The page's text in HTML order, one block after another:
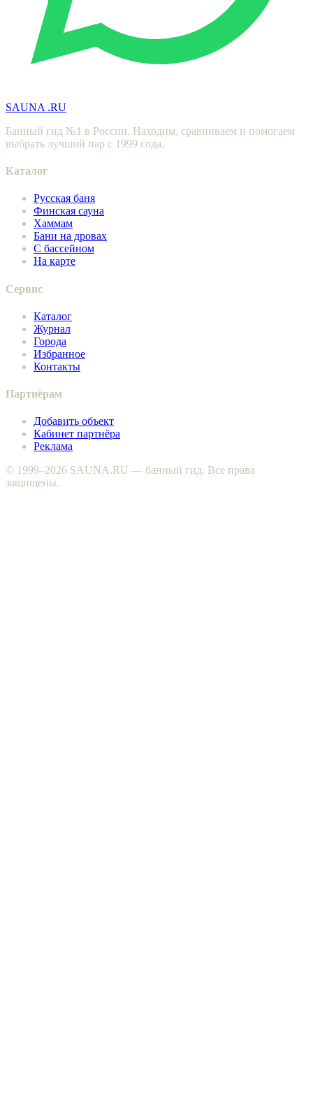
SAUNA .RU
Банный гид №1 в России. Находим, сравниваем и помогаем
выбрать лучший пар с 1999 года.
Каталог
Русская баня
Финская сауна
Хаммам
Бани на дровах
С бассейном
На карте
Сервис
Каталог
Журнал
Города
Избранное
Контакты
Партнёрам
Добавить объект
Кабинет партнёра
Реклама
© 1999–2026 SAUNA.RU — банный гид. Все права
защищены.